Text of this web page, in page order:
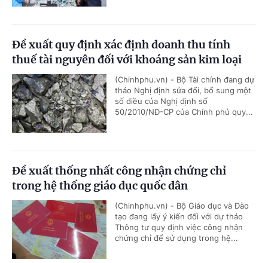
Đề xuất quy định xác định doanh thu tính
thuế tài nguyên đối với khoáng sản kim loại
(Chinhphu.vn) - Bộ Tài chính đang dự
thảo Nghị định sửa đổi, bổ sung một
số điều của Nghị định số
50/2010/NĐ-CP của Chính phủ quy...
Đề xuất thống nhất công nhận chứng chỉ
trong hệ thống giáo dục quốc dân
(Chinhphu.vn) - Bộ Giáo dục và Đào
tạo đang lấy ý kiến đối với dự thảo
Thông tư quy định việc công nhận
chứng chỉ để sử dụng trong hệ...